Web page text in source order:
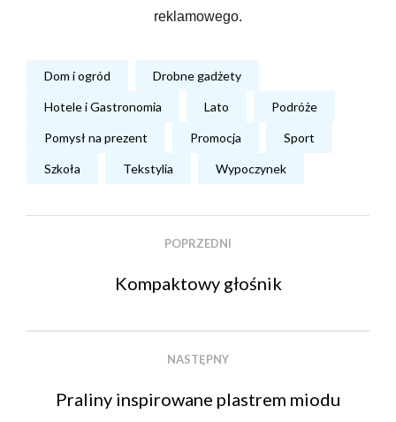
reklamowego.
Dom i ogród Drobne gadżety
Hotele i Gastronomia Lato Podróże
Pomysł na prezent Promocja Sport
Szkoła Tekstylia Wypoczynek
POPRZEDNI
Kompaktowy głośnik
NASTĘPNY
Praliny inspirowane plastrem miodu